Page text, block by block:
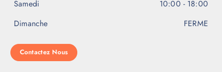
Samedi
10:00 - 18:00
Dimanche
FERME
Contactez Nous